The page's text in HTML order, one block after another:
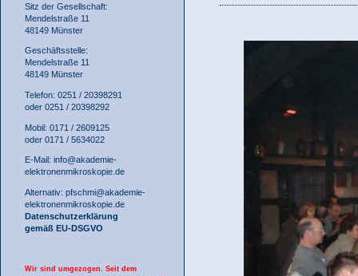
Sitz der Gesellschaft:
Mendelstraße 11
48149 Münster
Geschäftsstelle:
Mendelstraße 11
48149 Münster
Telefon: 0251 / 20398291
oder 0251 / 20398292
Mobil: 0171 / 2609125
oder 0171 / 5634022
E-Mail: info@akademie-
elektronenmikroskopie.de
Alternativ: pfschmi@akademie-
elektronenmikroskopie.de
Datenschutzerklärung
gemäß EU-DSGVO
Wir sind umgezogen. Seit dem